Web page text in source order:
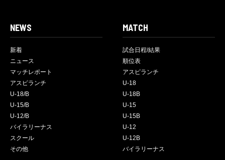
NEWS
新着
ニュース
マッチレポート
アスピランチ
U-18/B
U-15/B
U-12/B
バイラリーナス
スクール
その他
MATCH
試合日程/結果
順位表
アスピランチ
U-18
U-18B
U-15
U-15B
U-12
U-12B
バイラリーナス